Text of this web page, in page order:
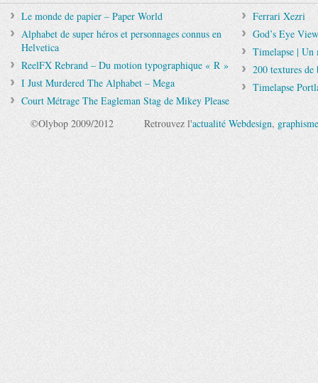
Le monde de papier – Paper World
Alphabet de super héros et personnages connus en
Helvetica
ReelFX Rebrand – Du motion typographique « R »
I Just Murdered The Alphabet – Mega
Court Métrage The Eagleman Stag de Mikey Please
Ferrari Xezri
God’s Eye
Timelapse | Un
200 textures de
Timelapse
©Olybop 2009/2012 Retrouvez l'actualité Webdesign, graphisme